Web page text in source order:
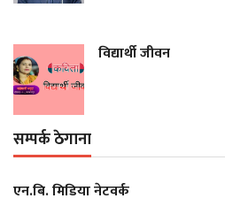
विद्यार्थी जीवन
सम्पर्क ठेगाना
एन‍.बि. मिडिया नेटवर्क